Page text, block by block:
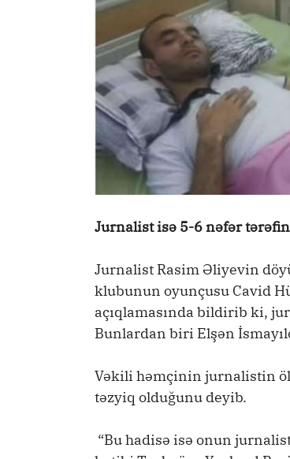
Jurnalist isə 5-6 nəfər
Jurnalist Rasim Əliyevin
klubunun oyunçusu Cavid
açıqlamasında bildirib ki,
Bunlardan biri Elşən
Vəkili həmçinin jurnalistin
təzyiq olduğunu deyib.
“Bu hadisə isə onun